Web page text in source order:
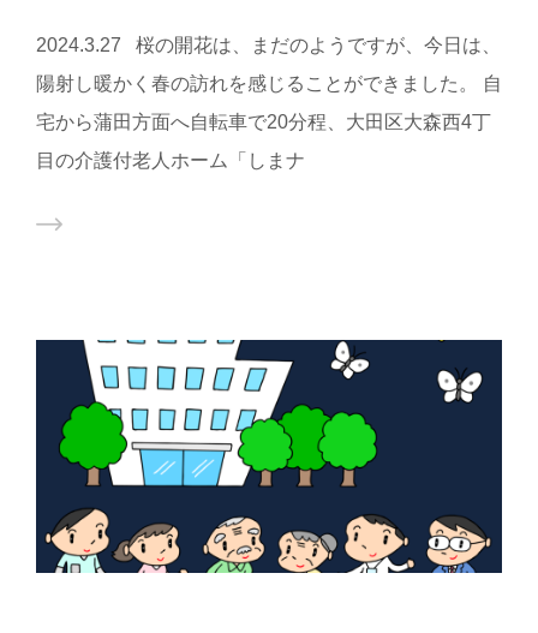
2024.3.27 桜の開花は、まだのようですが、今日は、
陽射し暖かく春の訪れを感じることができました。 自
宅から蒲田方面へ自転車で20分程、大田区大森西4丁
目の介護付老人ホーム「しまナ